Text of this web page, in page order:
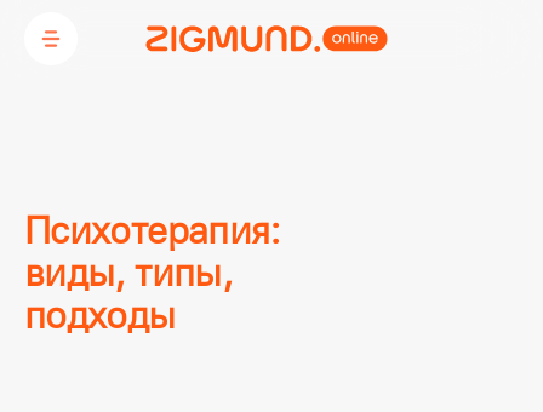
Психотерапия:
виды, типы,
подходы